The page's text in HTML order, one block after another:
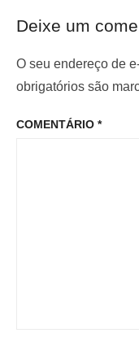
o
e
P
o
i
o
:
m
o
o
Deixe um
O seu endereço de
obrigatórios são
COMENTÁRIO *